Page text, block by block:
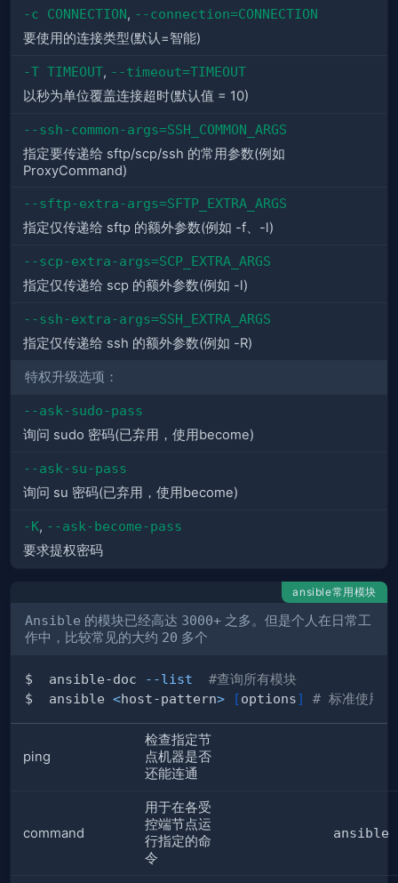
-c CONNECTION, --connection=CONNECTION
要使用的连接类型(默认=智能)
-T TIMEOUT, --timeout=TIMEOUT
以秒为单位覆盖连接超时(默认值 = 10)
--ssh-common-args=SSH_COMMON_ARGS
指定要传递给 sftp/scp/ssh 的常用参数(例如
ProxyCommand)
--sftp-extra-args=SFTP_EXTRA_ARGS
指定仅传递给 sftp 的额外参数(例如 -f、-l)
--scp-extra-args=SCP_EXTRA_ARGS
指定仅传递给 scp 的额外参数(例如 -l)
--ssh-extra-args=SSH_EXTRA_ARGS
指定仅传递给 ssh 的额外参数(例如 -R)
特权升级选项：
--ask-sudo-pass
询问 sudo 密码(已弃用，使用become)
--ask-su-pass
询问 su 密码(已弃用，使用become)
-K, --ask-become-pass
要求提权密码
ansible常用模块
Ansible 的模块已经高达 3000+ 之多。但是个人在日常工
作中，比较常见的大约 20 多个
$  ansible-doc --list
#查询所有模块
$  ansible <host-pattern> [options] # 标准使用方
ping
检查指定节
点机器是否
还能连通
command
用于在各受
控端节点运
行指定的命
令
ansible